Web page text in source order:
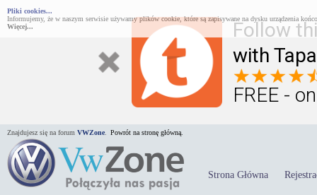
Follow
with
FREE -
Pliki cookies...
Informujemy, że w naszym serwisie używamy plików cookie, które są zapisywane na dysku urządzenia
Więcej...
Znajdujesz się na forum VWZone Powrót na stronę główną.
Strona Główna